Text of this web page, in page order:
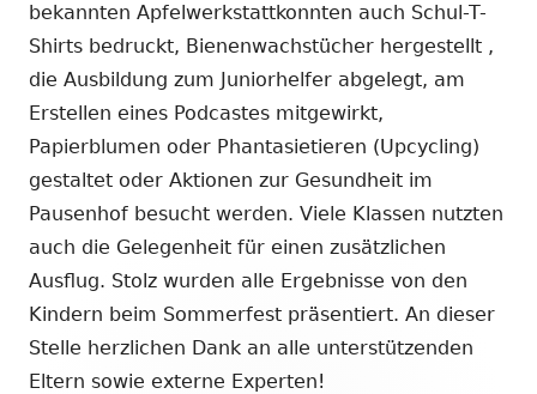
bekannten Apfelwerkstattkonnten auch Schul-T-
Shirts bedruckt, Bienenwachstücher hergestellt ,
die Ausbildung zum Juniorhelfer abgelegt, am
Erstellen eines Podcastes mitgewirkt,
Papierblumen oder Phantasietieren (Upcycling)
gestaltet oder Aktionen zur Gesundheit im
Pausenhof besucht werden. Viele Klassen nutzten
auch die Gelegenheit für einen zusätzlichen
Ausflug. Stolz wurden alle Ergebnisse von den
Kindern beim Sommerfest präsentiert. An dieser
Stelle herzlichen Dank an alle unterstützenden
Eltern sowie externe Experten!